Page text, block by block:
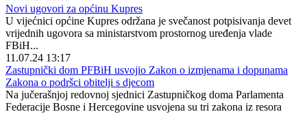
Novi ugovori za općinu Kupres
U vijećnici općine Kupres održana je svečanost potpisivanja devet
vrijednih ugovora sa ministarstvom prostornog uređenja vlade
FBiH...
11.07.24 13:17
Zastupnički dom PFBiH usvojio Zakon o izmjenama i dopunama
Zakona o podršci obitelji s djecom
Na jučerašnjoj redovnoj sjednici Zastupničkog doma Parlamenta
Federacije Bosne i Hercegovine usvojena su tri zakona iz resora